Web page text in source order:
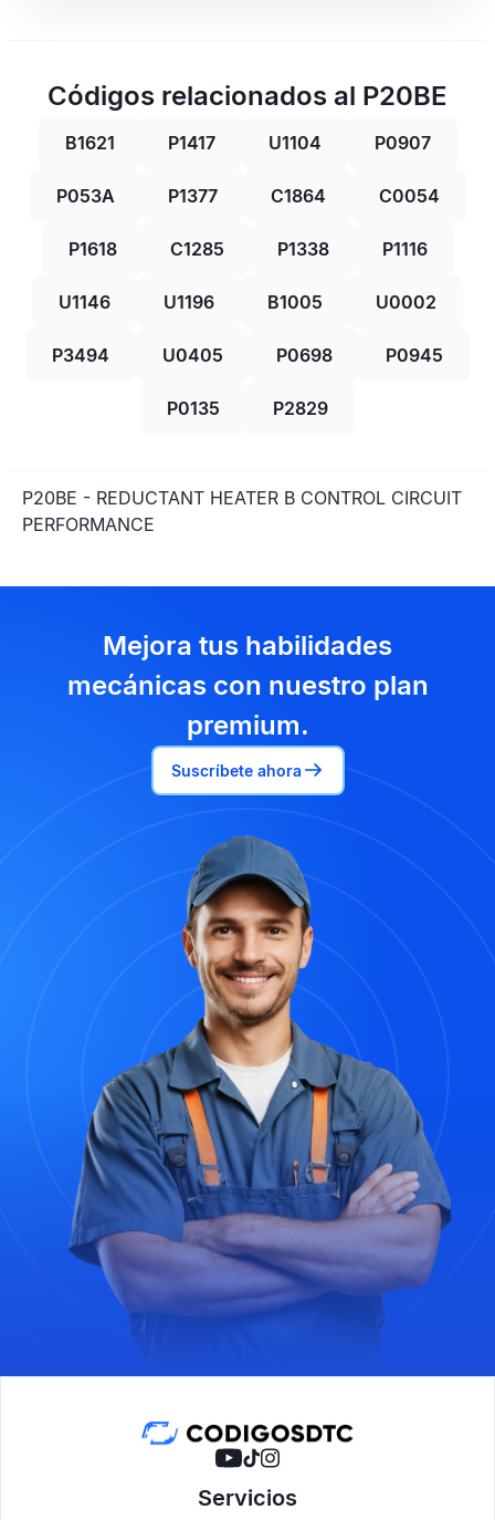
Códigos relacionados al P20BE
B1621 P1417 U1104 P0907
P053A P1377 C1864 C0054
P1618 C1285 P1338 P1116
U1146 U1196 B1005 U0002
P3494 U0405 P0698 P0945
P0135 P2829
P20BE - REDUCTANT HEATER B CONTROL CIRCUIT
PERFORMANCE
Mejora tus habilidades
mecánicas con nuestro plan
premium.
Suscríbete ahora
Servicios